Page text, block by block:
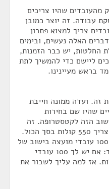
מהעובדים שהיו צריכים
עבודה. זה יוצר כמובן
צריך למצוא פתרון
האלה נעשים, ובימים
החלטות, יש כבר הזמנות,
ליישם כדי להמשיך לתת
בראש מעיינינו.
זה. ועדה ממונה חייבת
שהיו שם בחירות
הזה לקטסטרופה. זה
ישוב קטן, שכדי לזכות בבחירות צריך 550 קולות בסך הכול.
בשיא של המועצה היו למעלה מ-100 עובדי מועצה בישוב של
3,900 תושבים. למה? פשוט מאוד: אם יש לך 100 עובדי
יש לך 300 קולות. אז למה עליך לשבור את